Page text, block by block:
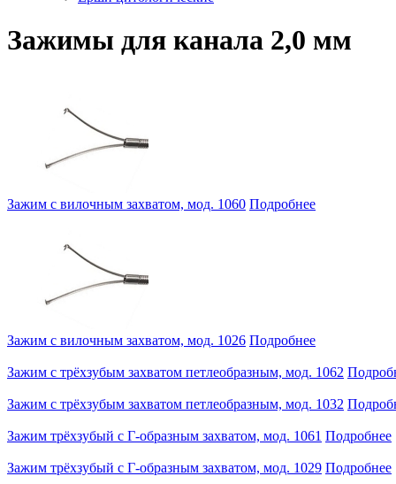
Зажимы для канала 2,0 мм
Зажим с вилочным захватом, мод. 1060 Подробнее
Зажим с вилочным захватом, мод. 1026 Подробнее
Зажим с трёхзубым захватом петлеобразным, мод. 1062
Зажим с трёхзубым захватом петлеобразным, мод. 1032
Зажим трёхзубый с Г-образным захватом, мод. 1061 Подробнее
Зажим трёхзубый с Г-образным захватом, мод. 1029 Подробнее